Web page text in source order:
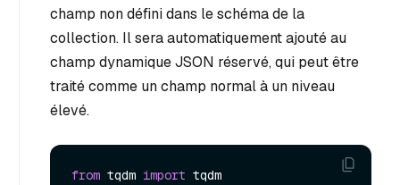
champ non défini dans le schéma de la
collection. Il sera automatiquement ajouté au
champ dynamique JSON réservé, qui peut être
traité comme un champ normal à un niveau
élevé.
from tqdm import tqdm